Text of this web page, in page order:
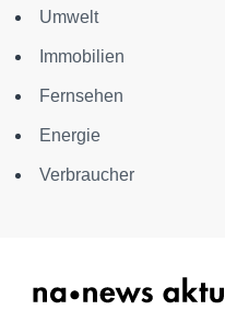
Umwelt
Immobilien
Fernsehen
Energie
Verbraucher